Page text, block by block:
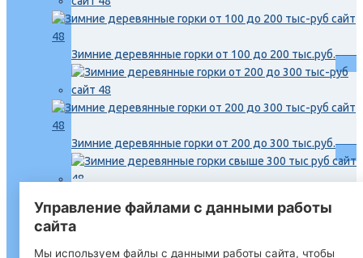
Зимние деревянные горки от 100 до 200 тыс.руб.
Зимние деревянные горки от 200 до 300 тыс.руб.
Зимние деревянные горки свыше 300 тыс.руб.
Управление файлами с данными работы
сайта
Мы используем файлы с данными работы сайта, чтобы